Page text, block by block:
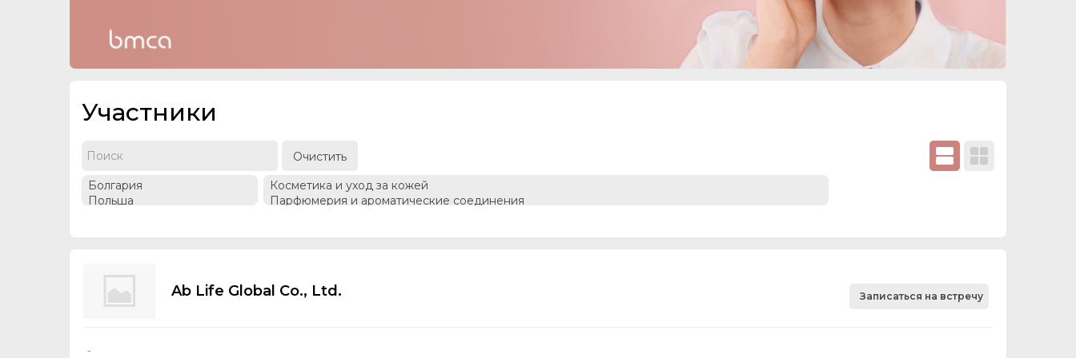
Участники
Очистить
Ab Life Global Co., Ltd. Записаться на встречу
-